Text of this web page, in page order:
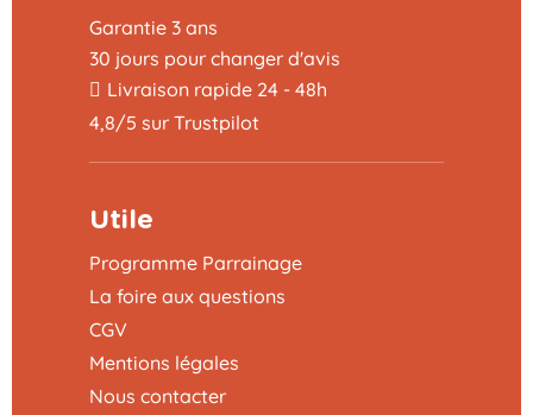
Garantie 3 ans
30 jours pour changer d'avis
Livraison rapide 24 - 48h
4,8/5 sur Trustpilot
Utile
Programme Parrainage
La foire aux questions
CGV
Mentions légales
Nous contacter